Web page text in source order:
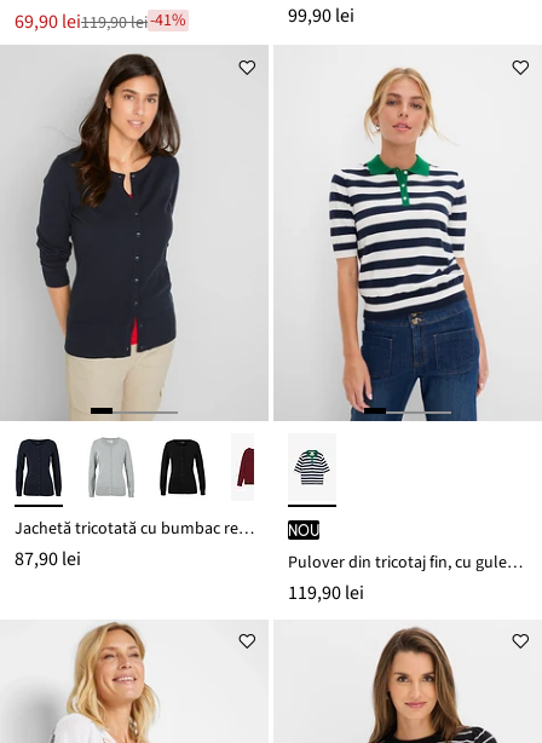
Noul
preț
69,90 lei
Reducere119,90 lei-41% 99,90 lei
Jachetă tricotată cu bumbac reciclat
87,90 lei
nou
Pulover din tricotaj fin, cu guler polo
119,90 lei